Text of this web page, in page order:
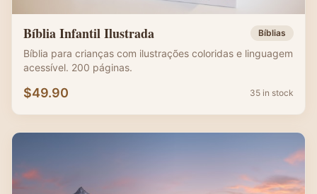
Bíblia Infantil Ilustrada Bíblias
Bíblia para crianças com ilustrações coloridas e linguagem
acessível. 200 páginas.
$49.90 35 in stock